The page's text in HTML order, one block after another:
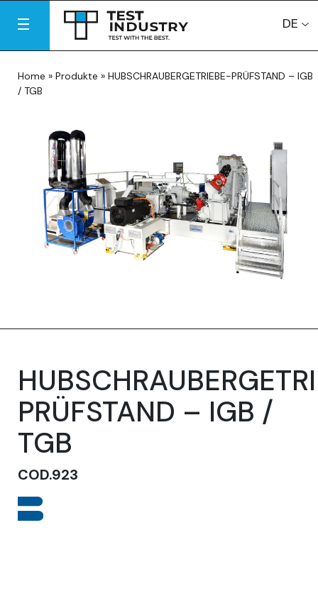
DE
Home » Produkte » HUBSCHRAUBERGETRIEBE-PRÜFSTAND – IGB
/ TGB
PRÜFSTAND – IGB /
TGB
COD.923